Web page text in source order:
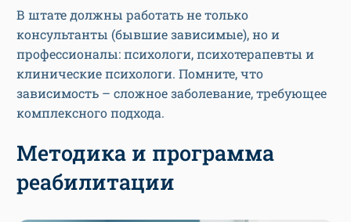
В штате должны работать не только
консультанты (бывшие зависимые), но и
профессионалы: психологи, психотерапевты и
клинические психологи. Помните, что
зависимость – сложное заболевание, требующее
комплексного подхода.
Методика и программа
реабилитации